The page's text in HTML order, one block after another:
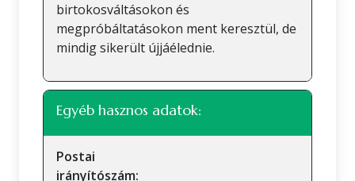
birtokosváltásokon és
megpróbáltatásokon ment keresztül, de
mindig sikerült újjáélednie.
Egyéb hasznos adatok:
Postai
irányítószám: